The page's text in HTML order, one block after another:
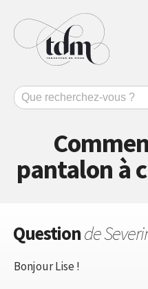
pantalon à
Questionde
Bonjour Lise !